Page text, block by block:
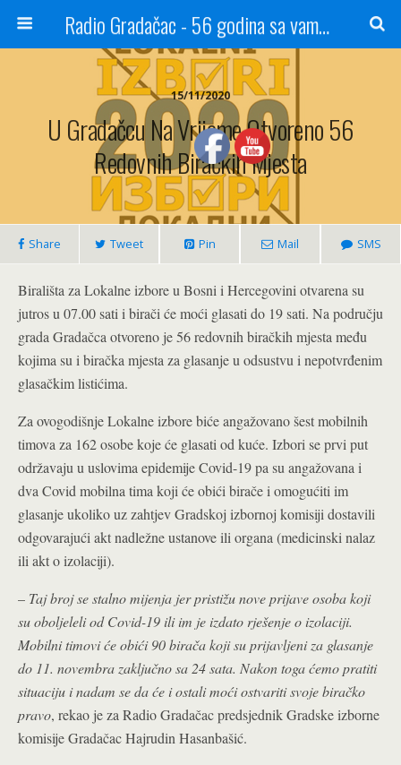
Radio Gradačac - 56 godina sa vama...
15/11/2020
U Gradačcu Na Vrijeme Otvoreno 56
Redovnih Biračkih Mjesta
Share Tweet Pin Mail SMS
Birališta za Lokalne izbore u Bosni i Hercegovini otvarena su
jutros u 07.00 sati i birači će moći glasati do 19 sati. Na području
grada Gradačca otvoreno je 56 redovnih biračkih mjesta među
kojima su i biračka mjesta za glasanje u odsustvu i nepotvrđenim
glasačkim listićima.
Za ovogodišnje Lokalne izbore biće angažovano šest mobilnih
timova za 162 osobe koje će glasati od kuće. Izbori se prvi put
održavaju u uslovima epidemije Covid-19 pa su angažovana i
dva Covid mobilna tima koji će obići birače i omogućiti im
glasanje ukoliko uz zahtjev Gradskoj izbornoj komisiji dostavili
odgovarajući akt nadležne ustanove ili organa (medicinski nalaz
ili akt o izolaciji).
– Taj broj se stalno mijenja jer pristižu nove prijave osoba koji
su oboljeleli od Covid-19 ili im je izdato rješenje o izolaciji.
Mobilni timovi će obići 90 birača koji su prijavljeni za glasanje
do 11. novembra zaključno sa 24 sata. Nakon toga ćemo pratiti
situaciju i nadam se da će i ostali moći ostvariti svoje biračko
pravo, rekao je za Radio Gradačac predsjednik Gradske izborne
komisije Gradačac Hajrudin Hasanbašić.